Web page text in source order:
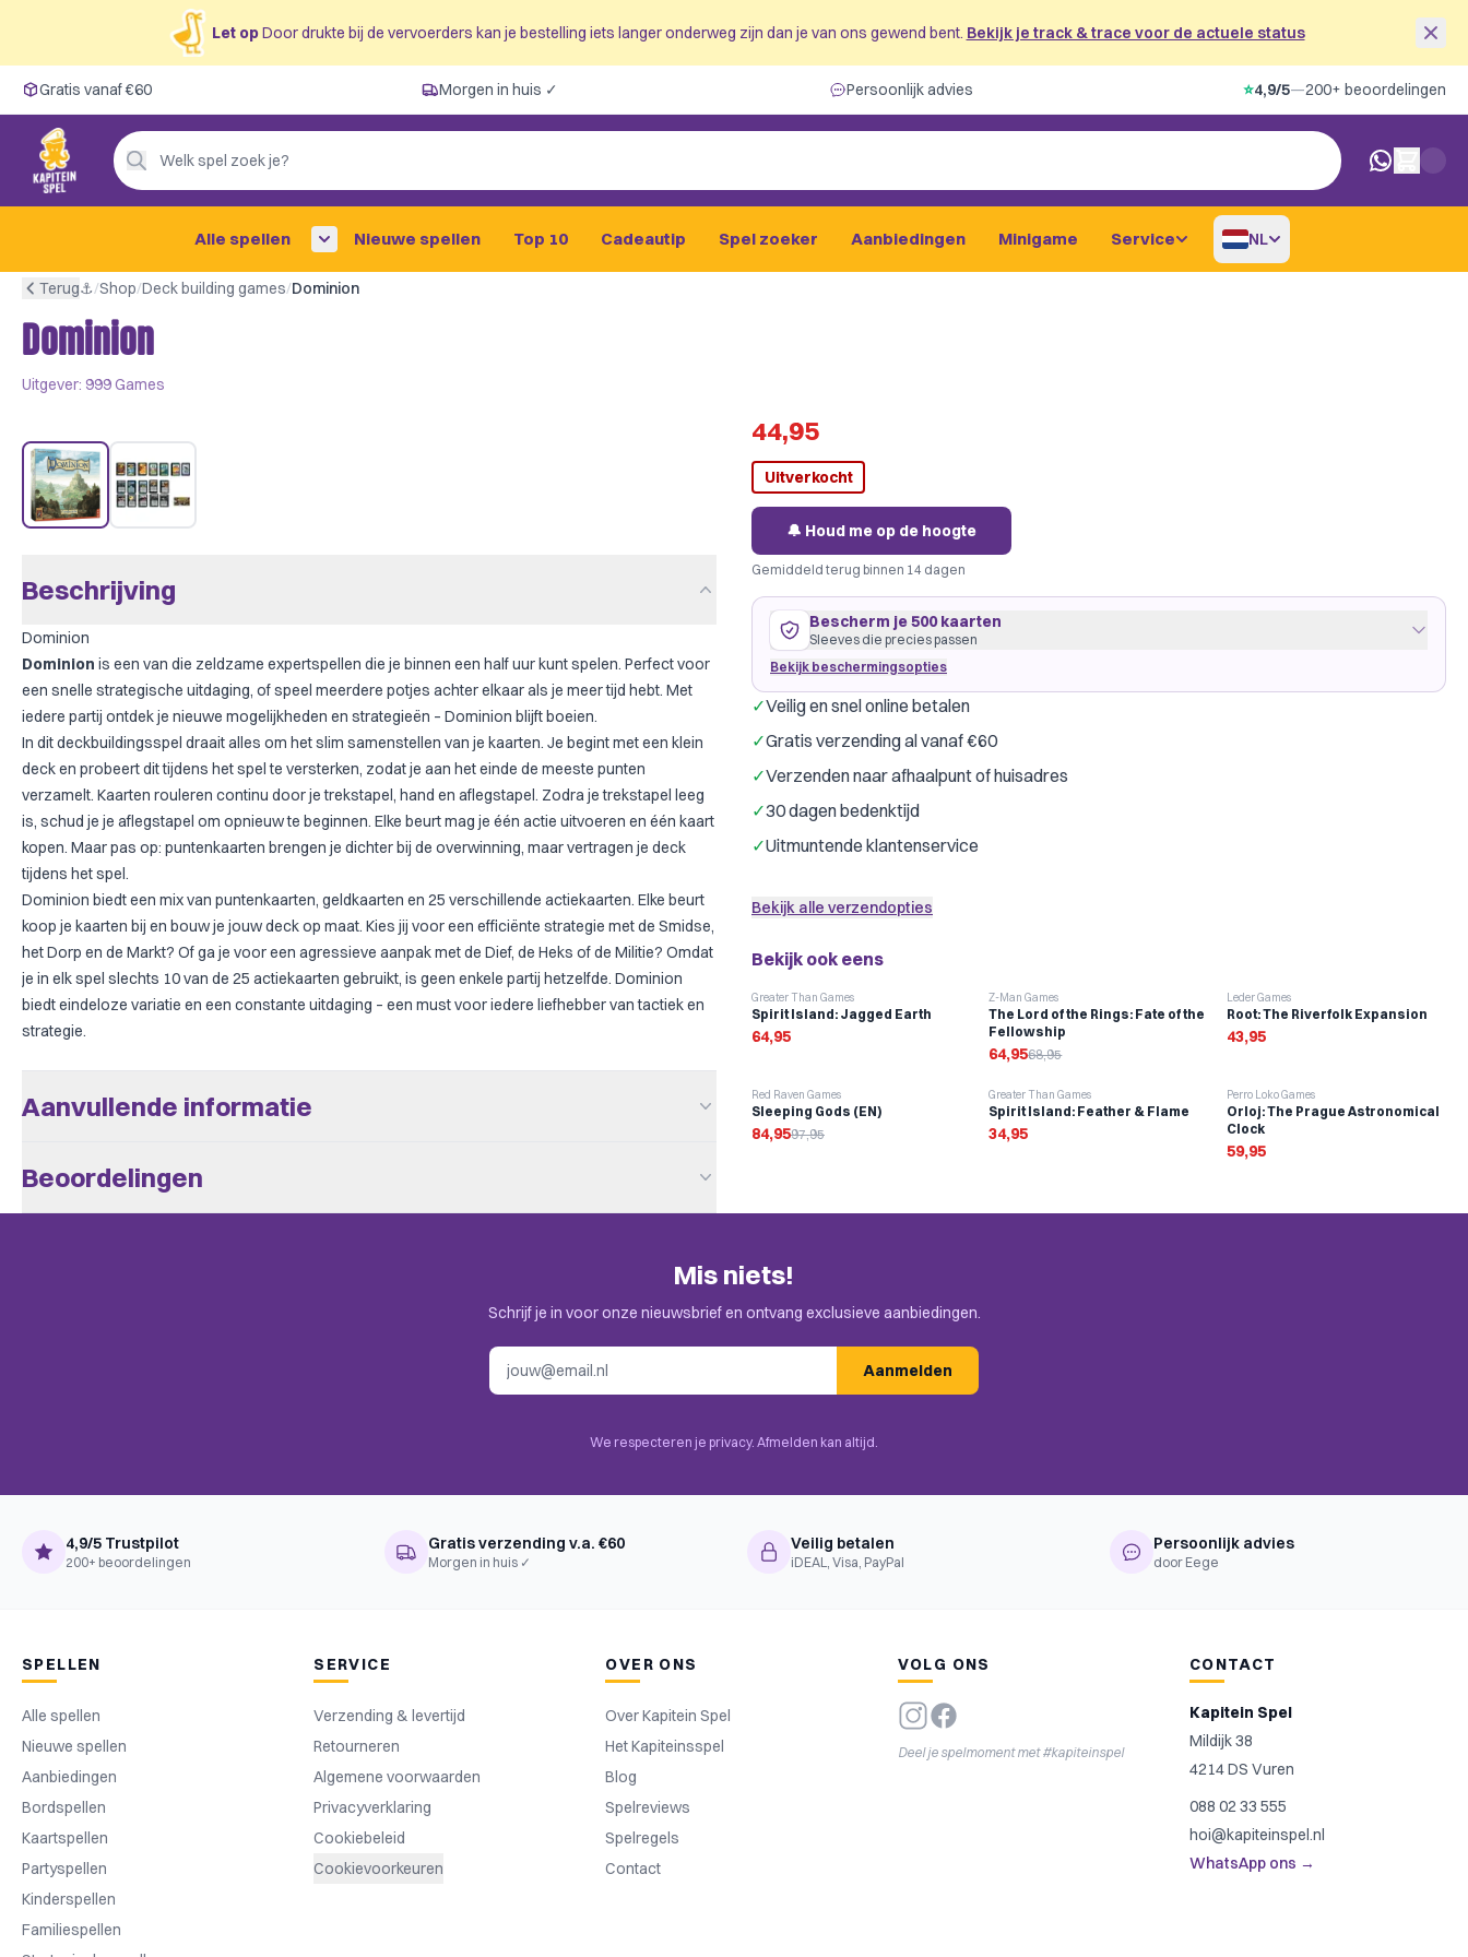
Let opDoor drukte bij de vervoerders kan je bestelling iets langer onderweg zijn dan je van ons gewend bent. Bekijk je track & trace voor de actuele status
Gratis vanaf €60
Morgen in huis ✓
Persoonlijk advies
4,9/5 —
200+ beoordelingen
Gratis vanaf €60 Morgen in huis ✓ Persoonlijk advies ⭐4,9/5—200+ beoordelingen
Welk spel zoek je?
0 artikelen
Alle spellen Nieuwe spellen Top 10 Cadeautip Spel zoeker Aanbiedingen Minigame Service NL
Terug⚓︎/Shop/Deck building games/Dominion
Dominion
Uitgever: 999 Games
Beschrijving
Dominion
Dominion is een van die zeldzame expertspellen die je binnen een half uur kunt spelen. Perfect voor
een snelle strategische uitdaging, of speel meerdere potjes achter elkaar als je meer tijd hebt. Met
iedere partij ontdek je nieuwe mogelijkheden en strategieën – Dominion blijft boeien.
In dit deckbuildingsspel draait alles om het slim samenstellen van je kaarten. Je begint met een klein
deck en probeert dit tijdens het spel te versterken, zodat je aan het einde de meeste punten
verzamelt. Kaarten rouleren continu door je trekstapel, hand en aflegstapel. Zodra je trekstapel leeg
is, schud je je aflegstapel om opnieuw te beginnen. Elke beurt mag je één actie uitvoeren en één kaart
kopen. Maar pas op: puntenkaarten brengen je dichter bij de overwinning, maar vertragen je deck
tijdens het spel.
Dominion biedt een mix van puntenkaarten, geldkaarten en 25 verschillende actiekaarten. Elke beurt
koop je kaarten bij en bouw je jouw deck op maat. Kies jij voor een efficiënte strategie met de Smidse,
het Dorp en de Markt? Of ga je voor een agressieve aanpak met de Dief, de Heks of de Militie? Omdat
je in elk spel slechts 10 van de 25 actiekaarten gebruikt, is geen enkele partij hetzelfde. Dominion
biedt eindeloze variatie en een constante uitdaging – een must voor iedere liefhebber van tactiek en
strategie.
Aanvullende informatie
Hand Management, Variable Set-up, Deck / Bag / Pool
Building, Delayed Purchase, Open Drafting, Take That
Beoordelingen
Alleen klanten die dit spel kochten kunnen een beoordeling plaatsen. Check de uitnodiging in je
44,95
Uitverkocht
🔔 Houd me op de hoogte
Gemiddeld terug binnen 14 dagen
Bescherm je 500 kaarten
Sleeves die precies passen
Bekijk beschermingsopties
500 kaarten
past precies·GameGenic Green
Merk: Gamegenic Dragon Shield
✓Veilig en snel online betalen
✓Gratis verzending al vanaf €60
✓Verzenden naar afhaalpunt of huisadres
✓30 dagen bedenktijd
✓Uitmuntende klantenservice
Bekijk alle verzendopties
Bekijk ook eens
Greater Than Games
Spirit Island: Jagged Earth
64,95
-6%
Z-Man Games
The Lord of the Rings: Fate of the
Fellowship
64,9568,95
Leder Games
Root: The Riverfolk Expansion
43,95
-13%
Red Raven Games
Sleeping Gods (EN)
84,9597,95
Greater Than Games
Spirit Island: Feather & Flame
34,95
Perro Loko Games
Orloj: The Prague Astronomical
Clock
59,95
Mis niets!
Schrijf je in voor onze nieuwsbrief en ontvang exclusieve aanbiedingen.
Aanmelden
We respecteren je privacy. Afmelden kan altijd.
4,9/5 Trustpilot
200+ beoordelingen
Gratis verzending v.a. €60
Morgen in huis ✓
Veilig betalen
iDEAL, Visa, PayPal
Persoonlijk advies
door Eege
SPELLEN
Alle spellen
Nieuwe spellen
Aanbiedingen
Bordspellen
Kaartspellen
Partyspellen
Kinderspellen
Familiespellen
SERVICE
Verzending & levertijd
Retourneren
Algemene voorwaarden
Privacyverklaring
Cookiebeleid
Cookievoorkeuren
OVER ONS
Over Kapitein Spel
Het Kapiteinsspel
Blog
Spelreviews
Spelregels
Contact
VOLG ONS
Deel je spelmoment met #kapiteinspel
CONTACT
Kapitein Spel
Mildijk 38
4214 DS Vuren
088 02 33 555
hoi@kapiteinspel.nl
WhatsApp ons →